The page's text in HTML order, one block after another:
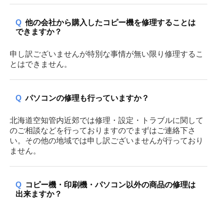
Q 他の会社から購入したコピー機を修理することは
できますか？
申し訳ございませんが特別な事情が無い限り修理するこ
とはできません。
Q パソコンの修理も行っていますか？
北海道空知管内近郊では修理・設定・トラブルに関して
のご相談などを行っておりますのでまずはご連絡下さ
い。その他の地域では申し訳ございませんが行っており
ません。
Q コピー機・印刷機・パソコン以外の商品の修理は
出来ますか？